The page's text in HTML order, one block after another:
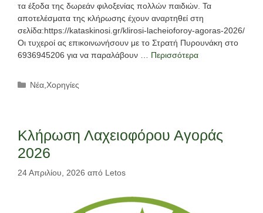
τα έξοδα της δωρεάν φιλοξενίας πολλών παιδιών. Τα
αποτελέσματα της κλήρωσης έχουν αναρτηθεί στη
σελίδα:https://kataskinosi.gr/klirosi-lacheioforoy-agoras-2026/
Οι τυχεροί ας επικοινωνήσουν με το Στρατή Πυρουνάκη στο
6936945206 για να παραλάβουν … Περισσότερα
Κατηγορίες
Νέα Χορηγίες
Κλήρωση Λαχειοφόρου Αγοράς
2026
24 Απριλίου, 2026 από Letos